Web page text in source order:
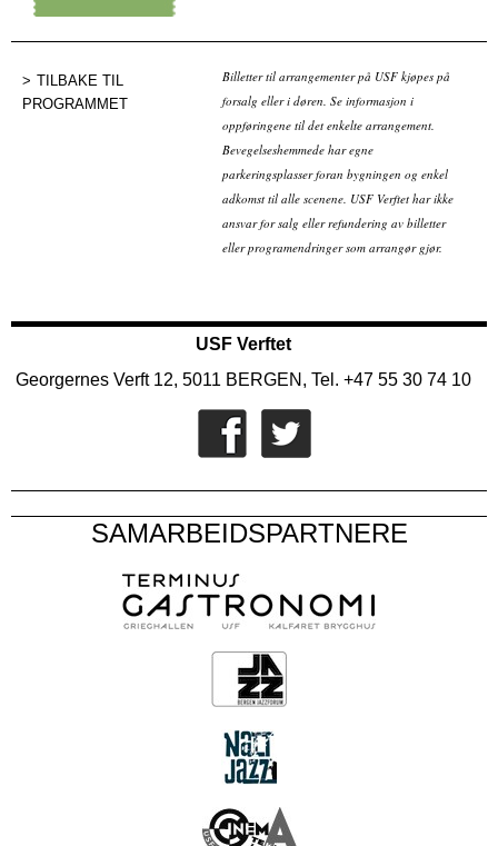
TILBAKE TIL
PROGRAMMET
Billetter til arrangementer på USF kjøpes på
forsalg eller i døren. Se informasjon i
oppføringene til det enkelte arrangement.
Bevegelseshemmede har egne
parkeringsplasser foran bygningen og enkel
adkomst til alle scenene. USF Verftet har ikke
ansvar for salg eller refundering av billetter
eller programendringer som arrangør gjør.
USF Verftet
Georgernes Verft 12, 5011 BERGEN, Tel. +47 55 30 74 10
SAMARBEIDSPARTNERE